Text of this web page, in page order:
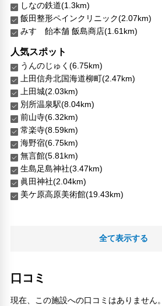
しなの鉄道(1.3km)
飯田整形ペインクリニック(2.07km)
みすゞ飴本舗 飯島商店(1.61km)
人気スポット
うんのじゅく(6.75km)
上田信舟北国海道柳町(2.47km)
上田城(2.03km)
別所温泉駅(8.04km)
前山寺(6.32km)
常楽寺(8.59km)
海野宿(6.75km)
無言館(5.81km)
生島足島神社(3.47km)
眞田神社(2.04km)
美ケ原高原美術館(19.43km)
全て表示する
口コミ
現在、この施設への口コミはありません。